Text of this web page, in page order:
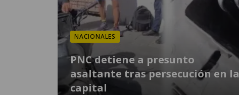
NACIONALES
PNC detiene a presunto
asaltante tras persecución en la
capital